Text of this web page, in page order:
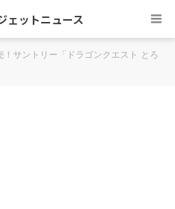
ットニュース
！サントリー「ドラゴンクエスト とろ